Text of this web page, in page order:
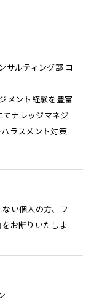
サルティング部 コ
メント経験を豊富
ナレッジマネジ
ラスメント対策
い個人の方、フ
お断りいたしま